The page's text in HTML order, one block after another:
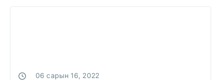
06 сарын 16, 2022